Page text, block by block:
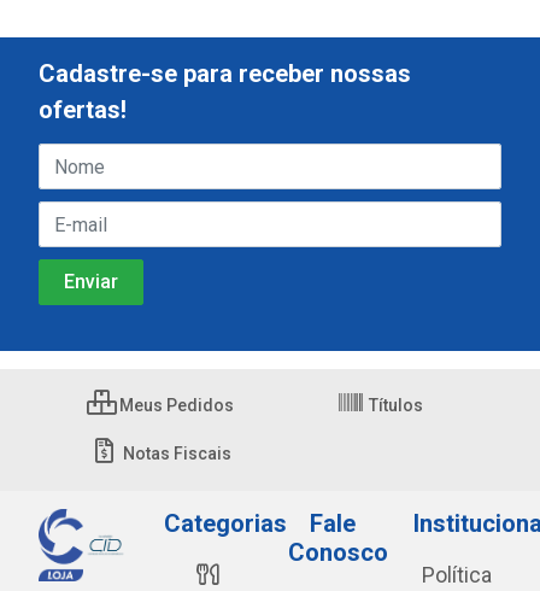
Cadastre-se para receber nossas
ofertas!
Meus Pedidos Títulos
Notas Fiscais
Categorias
Fale
Conosco
Política